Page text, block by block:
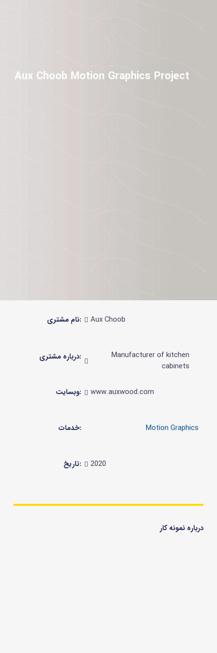
Aux Choob Motion Graphics Project
نام مشتری: Aux Choob
درباره مشتری:
Manufacturer of kitchen
cabinets
وبسایت: www.auxwood.com
خدمات:
تاریخ: 2020
درباره نمونه کار